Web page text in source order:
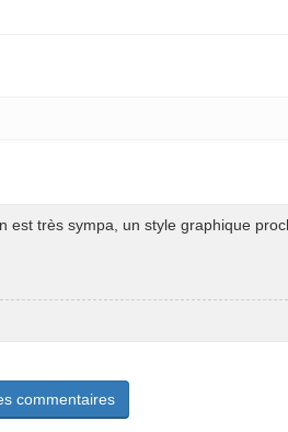
est très sympa, un style graphique
commentaires